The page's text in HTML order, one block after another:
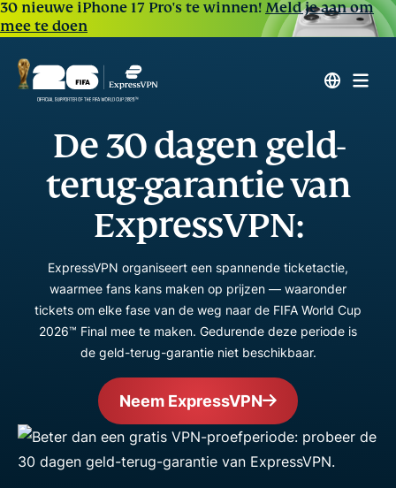
30 nieuwe iPhone 17 Pro's te winnen!Meld je aan om
mee te doen
De 30 dagen geld-
terug-garantie van
ExpressVPN:
ExpressVPN organiseert een spannende ticketactie,
waarmee fans kans maken op prijzen — waaronder
tickets om elke fase van de weg naar de FIFA World Cup
2026™ Final mee te maken. Gedurende deze periode is
de geld-terug-garantie niet beschikbaar.
Neem ExpressVPN